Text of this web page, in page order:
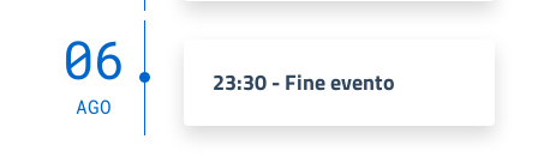
06
AGO
23:30 - Fine evento